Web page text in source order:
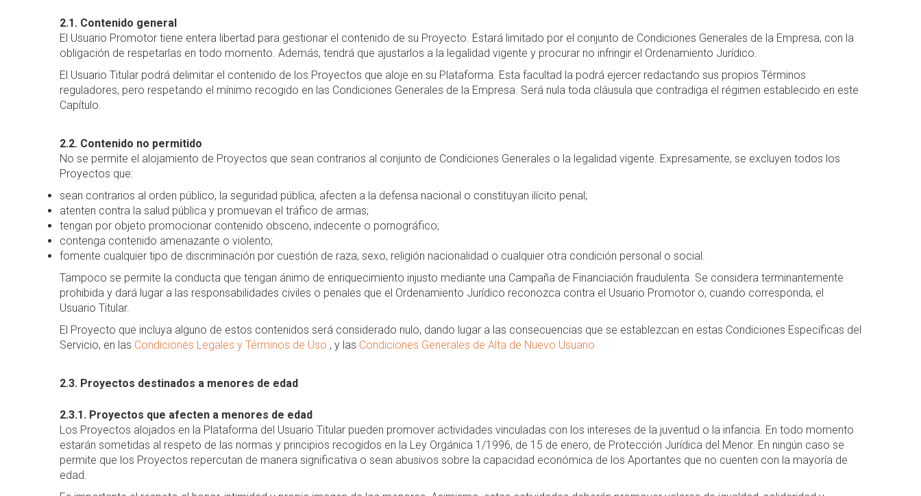
2.1. Contenido general
El Usuario Promotor tiene entera libertad para gestionar el contenido de su Proyecto. Estará limitado por el conjunto de Condiciones Generales de la Empresa, con la
obligación de respetarlas en todo momento. Además, tendrá que ajustarlos a la legalidad vigente y procurar no infringir el Ordenamiento Jurídico.
El Usuario Titular podrá delimitar el contenido de los Proyectos que aloje en su Plataforma. Esta facultad la podrá ejercer redactando sus propios Términos
reguladores, pero respetando el mínimo recogido en las Condiciones Generales de la Empresa. Será nula toda cláusula que contradiga el régimen establecido en este
Capítulo.
2.2. Contenido no permitido
No se permite el alojamiento de Proyectos que sean contrarios al conjunto de Condiciones Generales o la legalidad vigente. Expresamente, se excluyen todos los
Proyectos que:
sean contrarios al orden público, la seguridad pública, afecten a la defensa nacional o constituyan ilícito penal;
atenten contra la salud pública y promuevan el tráfico de armas;
tengan por objeto promocionar contenido obsceno, indecente o pornográfico;
contenga contenido amenazante o violento;
fomente cualquier tipo de discriminación por cuestión de raza, sexo, religión nacionalidad o cualquier otra condición personal o social.
Tampoco se permite la conducta que tengan ánimo de enriquecimiento injusto mediante una Campaña de Financiación fraudulenta. Se considera terminantemente
prohibida y dará lugar a las responsabilidades civiles o penales que el Ordenamiento Jurídico reconozca contra el Usuario Promotor o, cuando corresponda, el
Usuario Titular.
El Proyecto que incluya alguno de estos contenidos será considerado nulo, dando lugar a las consecuencias que se establezcan en estas Condiciones Específicas del
Servicio, en las Condiciones Legales y Términos de Uso , y las Condiciones Generales de Alta de Nuevo Usuario
2.3. Proyectos destinados a menores de edad
2.3.1. Proyectos que afecten a menores de edad
Los Proyectos alojados en la Plataforma del Usuario Titular pueden promover actividades vinculadas con los intereses de la juventud o la infancia. En todo momento
estarán sometidas al respeto de las normas y principios recogidos en la Ley Orgánica 1/1996, de 15 de enero, de Protección Jurídica del Menor. En ningún caso se
permite que los Proyectos repercutan de manera significativa o sean abusivos sobre la capacidad económica de los Aportantes que no cuenten con la mayoría de
edad.